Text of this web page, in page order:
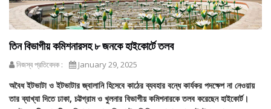
তিন বিভাগীয় কমিশনারসহ ৮ জনকে হাইকোর্টে তলব
নিজস্ব প্রতিবেদক : January 29, 2025
অবৈধ ইটভাটা ও ইটভাটার জ্বালানি হিসেবে কাঠের ব্যবহার বন্ধে কার্যকর পদক্ষেপ না নেওয়ায়
তার ব্যাখ্যা দিতে ঢাকা, চট্টগ্রাম ও খুলনার বিভাগীয় কমিশনারকে তলব করেছেন হাইকোর্ট।